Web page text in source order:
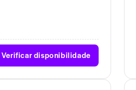
Verificar disponibilidade